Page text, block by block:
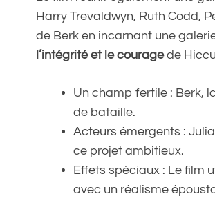
Harry Trevaldwyn, Ruth Codd,
de Berk en incarnant une
l’intégrité et le couragede
Un champ fertile : Berk,
de bataille.
Acteurs émergents :
ce projet ambitieux.
Effets spéciaux : Le film
avec un réalisme